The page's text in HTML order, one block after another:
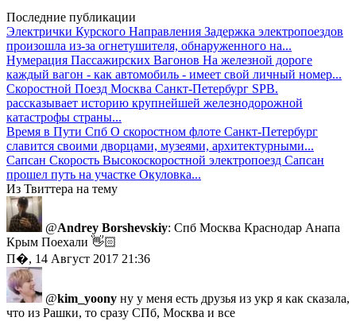
Последние публикации
Электрички Курского Направления Задержка электропоездов
произошла из-за огнетушителя, обнаруженного на...
Нумерация Пассажирских Вагонов На железной дороге
каждый вагон - как автомобиль - имеет свой личный номер...
Скоростной Поезд Москва Санкт-Петербург SPB.
рассказывает историю крупнейшей железнодорожной
катастрофы страны...
Время в Пути Спб О скоростном флоте Санкт-Петербург
славится своими дворцами, музеями, архитектурными...
Сапсан Скорость Высокоскоростной электропоезд Сапсан
прошел путь на участке Окуловка...
Из Твиттера на тему
@Andrey Borshevskiy: Спб Москва Краснодар Анапа
Крым Поехали 👋🏻
П�, 14 Август 2017 21:36
@kim_yoony ну у меня есть друзья из укр я как сказала,
что из Рашки, то сразу СПб, Москва и все